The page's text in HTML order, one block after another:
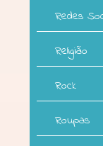
Redes
Religião
Rock
Roupas